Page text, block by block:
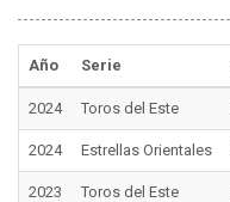
Año Serie
2024 Toros del Este
2024 Estrellas Orientales
2023 Toros del Este